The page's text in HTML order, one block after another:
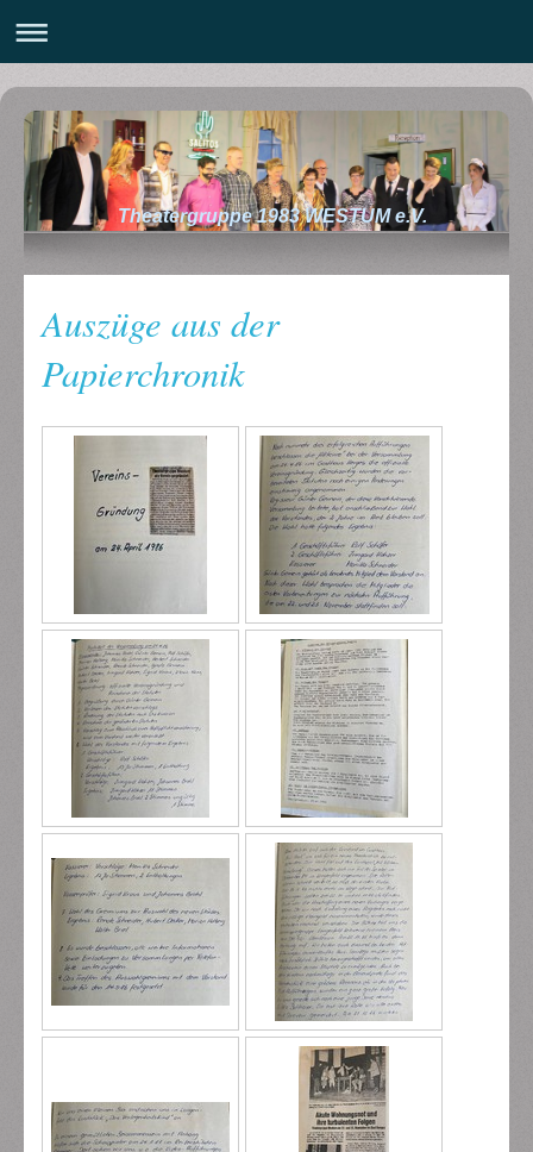
Theatergruppe 1983 WESTUM e.V.
Auszüge aus der
Papierchronik